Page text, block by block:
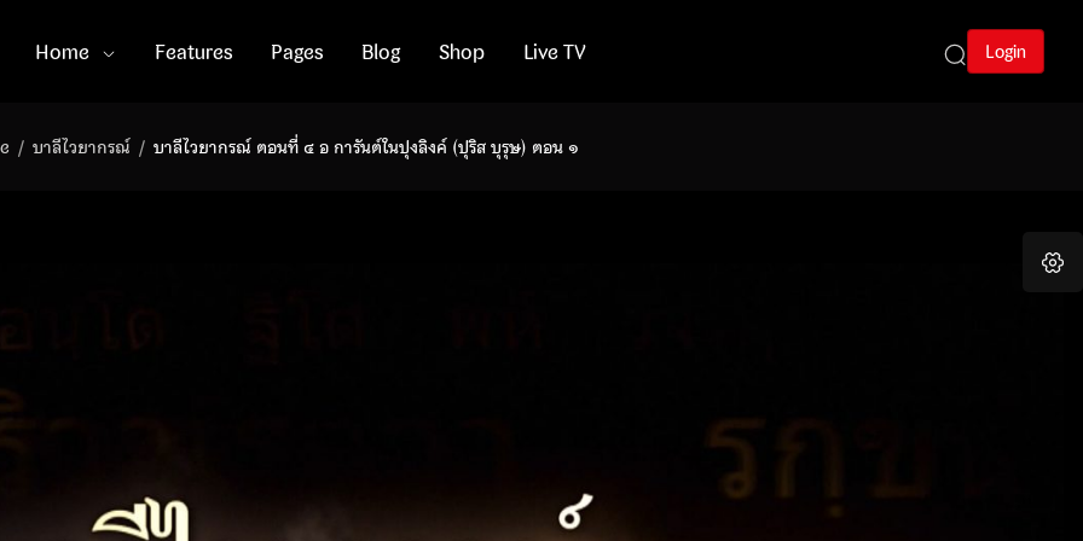
Home Features Pages Blog Shop Live TV Login
บาลีไวยากรณ์ บาลีไวยากรณ์ ตอนที่ ๔ อ การันต์ในปุงลิงค์ (ปุริส บุรุษ) ตอน ๑